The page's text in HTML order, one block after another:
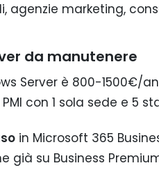
agenzie marketing,
da manutenere
Server è 800-1500€/
PMI con 1 sola sede e
in Microsoft 365
già su Business